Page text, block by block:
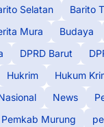
Selatan
Barito
Mura Budaya
DPRD Barut
Hukrim
Hukum
News
Pemkab Murung